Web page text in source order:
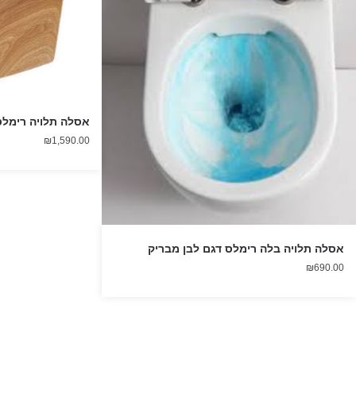
אסלה תלויה בלה רימלס דגם לבן מבריק
₪690.00
אסלה תלויה רימלס 52 ס"מ גוון עץ
₪1,590.00